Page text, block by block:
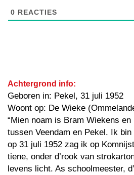
0 REACTIES
Achtergrond info:
Geboren in: Pekel, 31 juli 1952
Woont op: De Wieke
“Mien noam is Bram Wiekens
tussen Veendam en Pekel. Ik
op 31 juli 1952 zag ik op
tiene, onder d’rook van
levens licht. As schoolmeester,